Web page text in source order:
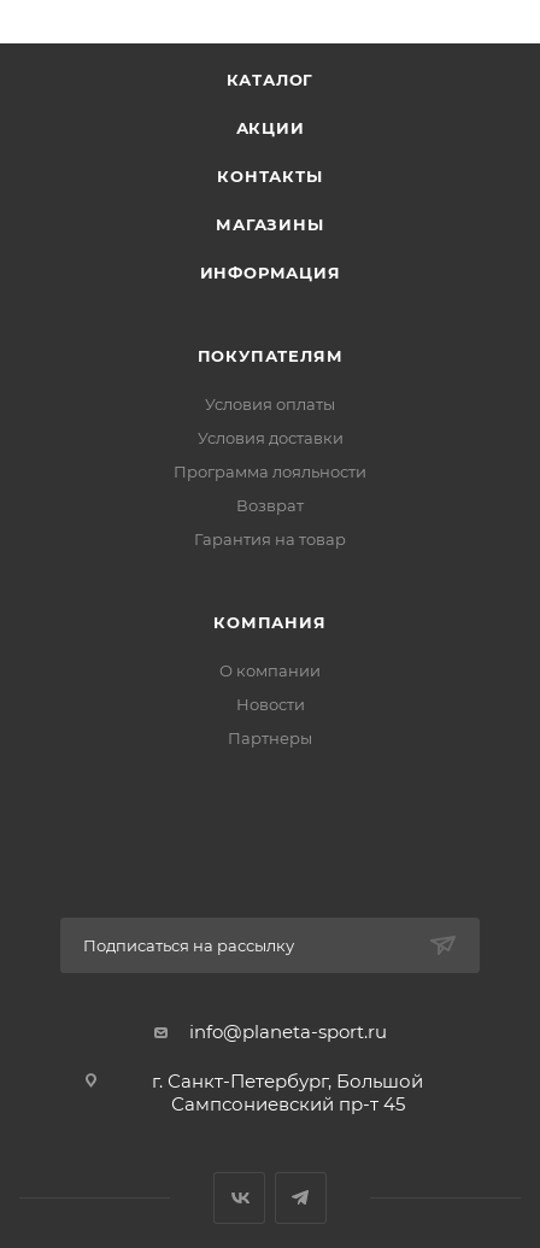
КАТАЛОГ
АКЦИИ
КОНТАКТЫ
МАГАЗИНЫ
ИНФОРМАЦИЯ
ПОКУПАТЕЛЯМ
Условия оплаты
Условия доставки
Программа лояльности
Возврат
Гарантия на товар
КОМПАНИЯ
О компании
Новости
Партнеры
Подписаться на рассылку
info@planeta-sport.ru
г. Санкт-Петербург, Большой
Сампсониевский пр-т 45